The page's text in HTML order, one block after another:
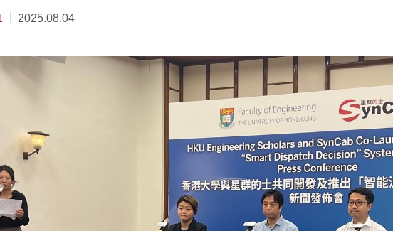
2025.08.04